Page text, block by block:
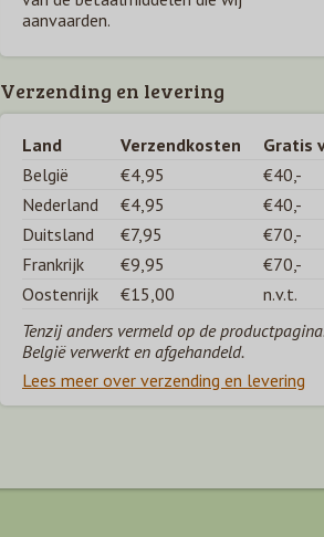
aanvaarden.
Verzending en levering
Land Verzendkosten
Gratis
België
€4,95
€40,-
Nederland
€4,95
€40,-
Duitsland
€7,95
€70,-
Frankrijk
€9,95
€70,-
Oostenrijk
€15,00
n.v.t.
Tenzij anders vermeld op de
België verwerkt en afgehandeld.
Lees meer over verzending en levering